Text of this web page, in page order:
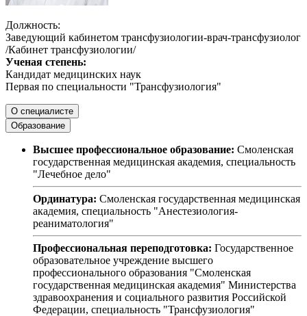
Должность:
Заведующий кабинетом трансфузиологии-врач-трансфузиолог
/Кабинет трансфузиологии/
Ученая степень:
Кандидат медицинских наук
Первая по специальности "Трансфузиология"
О специалисте
Образование
Высшее профессиональное образование: Смоленская
государственная медицинская академия, специальность
"Лечебное дело"
Ординатура: Смоленская государственная медицинская
академия, специальность "Анестезиология-
реаниматология"
Профессиональная переподготовка: Государственное
образовательное учреждение высшего
профессионального образования "Смоленская
государственная медицинская академия" Министерства
здравоохранения и социального развития Российской
Федерации, специальность "Трансфузиология"